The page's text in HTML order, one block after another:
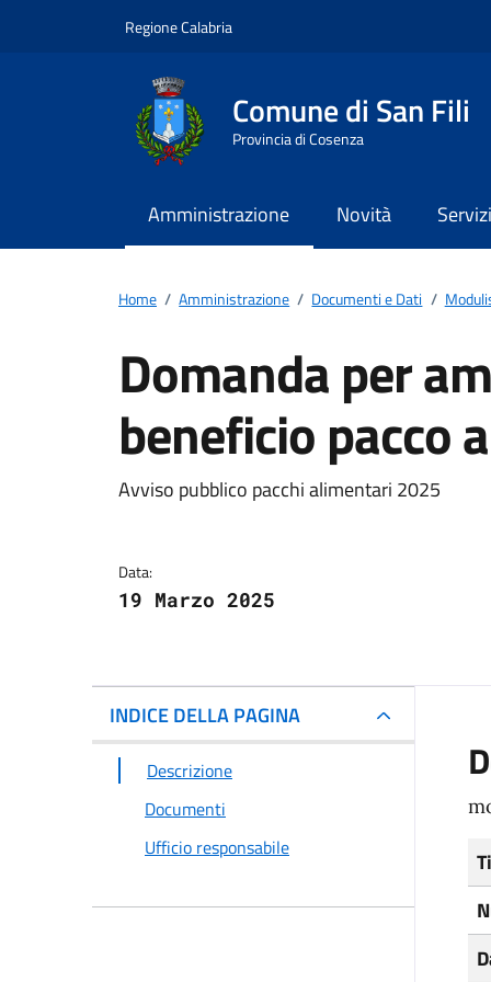
Regione Calabria
Comune di San Fili
Provincia di Cosenza
Amministrazione Novità Servizi
Home / Amministrazione / Documenti e Dati /
Domanda per
beneficio pacco
Dettagli del
Avviso pubblico pacchi alimentari 2025
Data:
19 Marzo 2025
INDICE DELLA PAGINA
Descrizione
Documenti
Ufficio responsabile